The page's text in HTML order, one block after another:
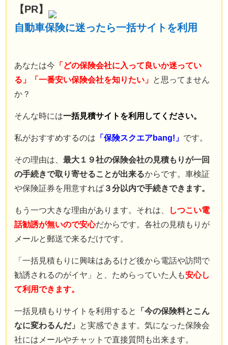
【PR】
自動車保険に迷ったら一括サイトを利用
あなたは今 「どの保険会社に入って良いか迷ってい
る」「一番安い保険会社を知りたい」 と思ってません
か？
そんな時には一括見積サイトを利用してください。
私がおすすめするのは 「保険スクエアbang!」 です。
その理由は、最大１９社の保険会社の見積もりが一回
の手続きで取り寄せることが出来るからです。車検証
や保険証券を用意すれば ３分以内で手続きできます。
もう一つ大きな理由があります。それは、
しつこい電
話勧誘が無いので安心だからです。各社の見積もりが
メールと郵送で来るだけです。
「一括見積もりに興味はあるけど後から電話や訪問で
勧誘されるのがイヤ」と、ためらっていた人も安心し
て利用できます。
一括見積もりサイトを利用すると
「今の保険料とこん
なに変わるんだ」
と実感できます。気になった保険会
社にはメールやチャットで直接質問も出来ます。